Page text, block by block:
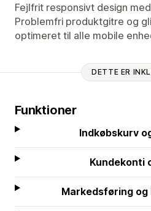
Fejlfrit responsivt design
Problemfri produktgitre og
optimeret til alle mobile
DETTE ER
Funktioner
Indkøbskurv
Kundekonti
Markedsføring